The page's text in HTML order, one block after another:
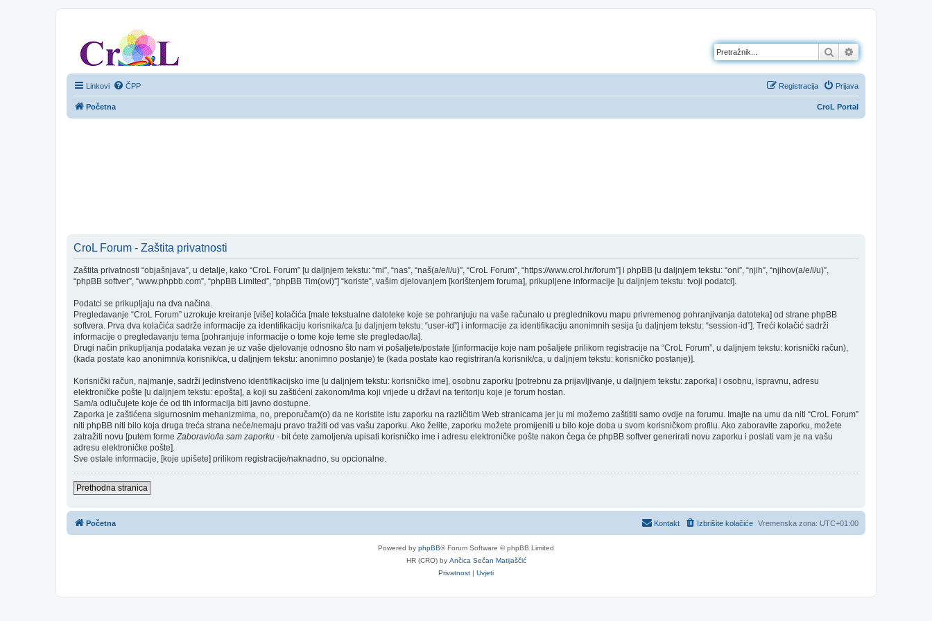
Pretražnik
Linkovi ČPP Prijava
Registracija
CroL Portal
Početna
CroL Forum - Zaštita privatnosti
Zaštita privatnosti “objašnjava”, u detalje, kako “CroL Forum” [u daljnjem tekstu: “mi”, “nas”, “naš(a/e/i/u)”, “CroL Forum”, “https://www.crol.hr/forum”] i phpBB [u daljnjem tekstu: “oni”, “njih”, “njihov(a/e/i/u)”,
“phpBB softver”, “www.phpbb.com”, “phpBB Limited”, “phpBB Tim(ovi)”] “koriste”, vašim djelovanjem [korištenjem foruma], prikupljene informacije [u daljnjem tekstu: tvoji podatci].
Podatci se prikupljaju na dva načina.
Pregledavanje “CroL Forum” uzrokuje kreiranje [više] kolačića [male tekstualne datoteke koje se pohranjuju na vaše računalo u preglednikovu mapu privremenog pohranjivanja datoteka] od strane phpBB
softvera. Prva dva kolačića sadrže informacije za identifikaciju korisnika/ca [u daljnjem tekstu: “user-id”] i informacije za identifikaciju anonimnih sesija [u daljnjem tekstu: “session-id”]. Treći kolačić sadrži
informacije o pregledavanju tema [pohranjuje informacije o tome koje teme ste pregledao/la].
Drugi način prikupljanja podataka vezan je uz vaše djelovanje odnosno što nam vi pošaljete/postate [(informacije koje nam pošaljete prilikom registracije na “CroL Forum”, u daljnjem tekstu: korisnički račun),
(kada postate kao anonimni/a korisnik/ca, u daljnjem tekstu: anonimno postanje) te (kada postate kao registriran/a korisnik/ca, u daljnjem tekstu: korisničko postanje)].
Korisnički račun, najmanje, sadrži jedinstveno identifikacijsko ime [u daljnjem tekstu: korisničko ime], osobnu zaporku [potrebnu za prijavljivanje, u daljnjem tekstu: zaporka] i osobnu, ispravnu, adresu
elektroničke pošte [u daljnjem tekstu: epošta], a koji su zaštićeni zakonom/ima koji vrijede u državi na teritoriju koje je forum hostan.
Sam/a odlučujete koje će od tih informacija biti javno dostupne.
Zaporka je zaštićena sigurnosnim mehanizmima, no, preporučam(o) da ne koristite istu zaporku na različitim Web stranicama jer ju mi možemo zaštititi samo ovdje na forumu. Imajte na umu da niti “CroL Forum”
niti phpBB niti bilo koja druga treća strana neće/nemaju pravo tražiti od vas vašu zaporku. Ako želite, zaporku možete promijeniti u bilo koje doba u svom korisničkom profilu. Ako zaboravite zaporku, možete
zatražiti novu [putem formeZaboravio/la sam zaporku - bit ćete zamoljen/a upisati korisničko ime i adresu elektroničke pošte nakon čega će phpBB softver generirati novu zaporku i poslati vam je na vašu
adresu elektroničke pošte].
Sve ostale informacije, [koje upišete] prilikom registracije/naknadno, su opcionalne.
Prethodna stranica
Početna Vremenska zona: UTC+01:00
Izbrišite kolačiće
Kontakt
Powered by phpBB® Forum Software © phpBB Limited
HR (CRO) by Ančica Sečan Matijaščić
Privatnost | Uvjeti